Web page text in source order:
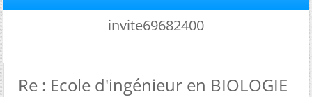
invite69682400
Re : Ecole d'ingénieur en BIOLOGIE